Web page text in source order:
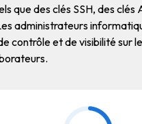
que des clés SSH, des clés
administrateurs
contrôle et de visibilité sur